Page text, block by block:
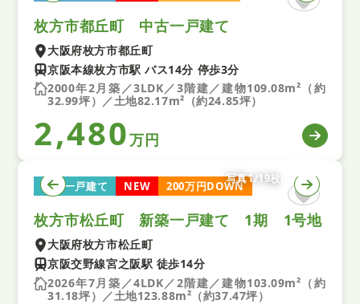
枚方市都丘町 中古一戸建て
大阪府枚方市都丘町
京阪本線枚方市駅 バス14分 停歩3分
2000年2月築／3LDK／3階建／建物109.08m²（約
32.99坪）／土地82.17m²（約24.85坪）
2,480万円
新築一戸建て NEW 200万円DOWN
写真1/19枚
枚方市松丘町 新築一戸建て 1期 1号地
大阪府枚方市松丘町
京阪交野線宮之阪駅 徒歩14分
2026年7月築／4LDK／2階建／建物103.09m²（約
31.18坪）／土地123.88m²（約37.47坪）